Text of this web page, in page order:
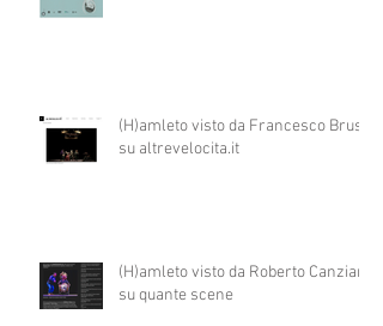
(H)amleto visto da Francesco Brusa
su altrevelocita.it
(H)amleto visto da Roberto Canziani
su quante scene